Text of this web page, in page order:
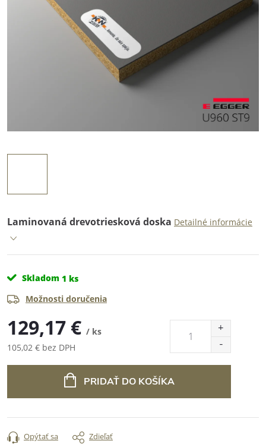
Laminovaná drevotriesková doska Detailné informácie
Skladom 1 ks
Možnosti doručenia
129,17 € / ks
105,02 € bez DPH
PRIDAŤ DO KOŠÍKA
Opýtať sa Zdieľať